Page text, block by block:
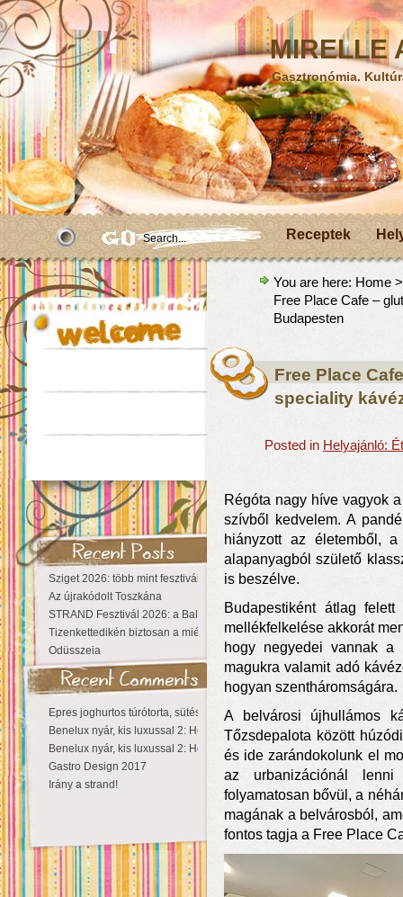
MIRELLE
Gasztronómia.
Receptek
Sziget 2026: több mint fesztivál, egy városnyi élmény
Az újrakódolt Toszkána
STRAND Fesztivál 2026: a Balaton partján a nyár még tart!
Tizenkettedikén biztosan a miénk a Sziget!
Odüsszeia
Epres joghurtos túrótorta, sütés nélkül
Benelux nyár, kis luxussal 2: Hollandia
Benelux nyár, kis luxussal 2: Hollandia
Gastro Design 2017
Irány a strand!
You are here: Home
Free Place Cafe –
Budapesten
Free Place
speciality
Posted in Helyajánló:
Régóta nagy híve vagyok
szívből kedvelem. A
hiányzott az életemből,
alapanyagból születő
is beszélve.
Budapestiként átlag
mellékfelkelése akkorát
hogy negyedei vannak a
magukra valamit adó
hogyan szentháromságára.
A belvárosi újhullámos
Tőzsdepalota között
és ide zarándokolunk el
az urbanizációnál lenni
folyamatosan bővül, a
magának a belvárosból,
fontos tagja a Free Place